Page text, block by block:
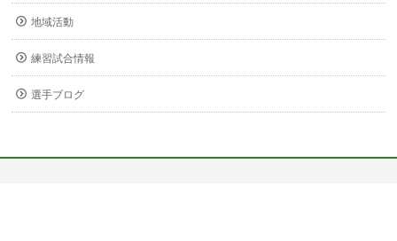
地域活動
練習試合情報
選手ブログ